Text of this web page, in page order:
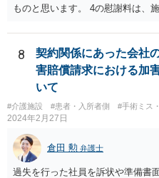
ものと思います。 4の慰謝料は、
付添にかかる費用も請求額に含め
8
契約関係にあった会社
害賠償請求における加
いて
#介護施設 #患者・入所者側 #手術ミス
2024年2月27日
倉田 勲 弁護士
過失を行った社員を訴状や準備書